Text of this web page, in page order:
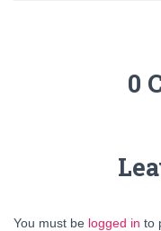
0
You must be logged in to